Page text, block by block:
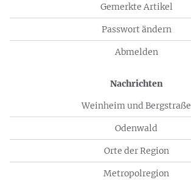
Gemerkte Artikel
Passwort ändern
Abmelden
Nachrichten
Weinheim und Bergstraße
Odenwald
Orte der Region
Metropolregion